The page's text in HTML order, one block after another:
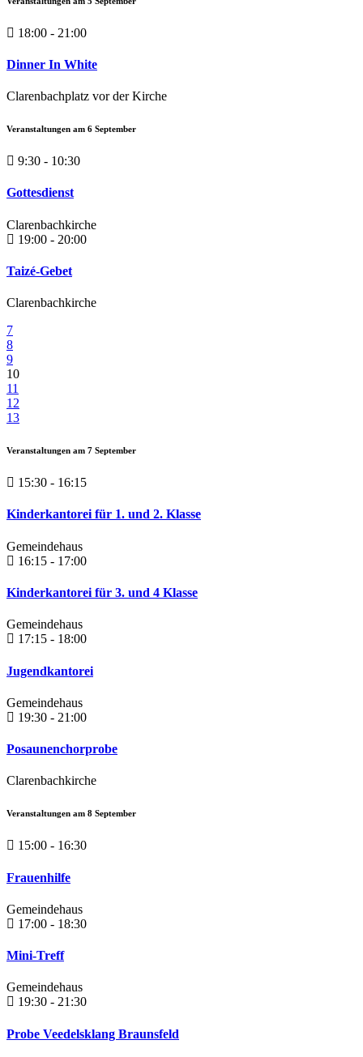
18:00 - 21:00
Dinner In White
Clarenbachplatz vor der Kirche
Veranstaltungen am 6 September
9:30 - 10:30
Gottesdienst
Clarenbachkirche
19:00 - 20:00
Taizé-Gebet
Clarenbachkirche
7
8
9
10
11
12
13
Veranstaltungen am 7 September
15:30 - 16:15
Kinderkantorei für 1. und 2. Klasse
Gemeindehaus
16:15 - 17:00
Kinderkantorei für 3. und 4 Klasse
Gemeindehaus
17:15 - 18:00
Jugendkantorei
Gemeindehaus
19:30 - 21:00
Posaunenchorprobe
Clarenbachkirche
Veranstaltungen am 8 September
15:00 - 16:30
Frauenhilfe
Gemeindehaus
17:00 - 18:30
Mini-Treff
Gemeindehaus
19:30 - 21:30
Probe Veedelsklang Braunsfeld